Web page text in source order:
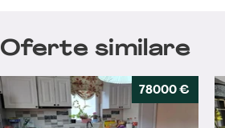
Oferte similare
78000 €